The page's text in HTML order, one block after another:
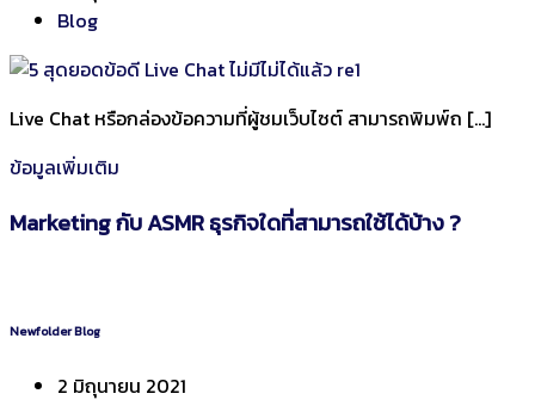
Blog
Live Chat หรือกล่องข้อความที่ผู้ชมเว็บไซต์ สามารถพิมพ์ถ […]
ข้อมูลเพิ่มเติม
Marketing กับ ASMR ธุรกิจใดที่สามารถใช้ได้บ้าง ?
Newfolder Blog
2 มิถุนายน 2021